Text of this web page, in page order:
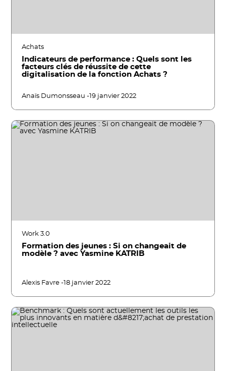
Achats
Indicateurs de performance : Quels sont les
facteurs clés de réussite de cette
digitalisation de la fonction Achats ?
Anaïs Dumonsseau -19 janvier 2022
Work 3.0
Formation des jeunes : Si on changeait de
modèle ? avec Yasmine KATRIB
Alexis Favre -18 janvier 2022